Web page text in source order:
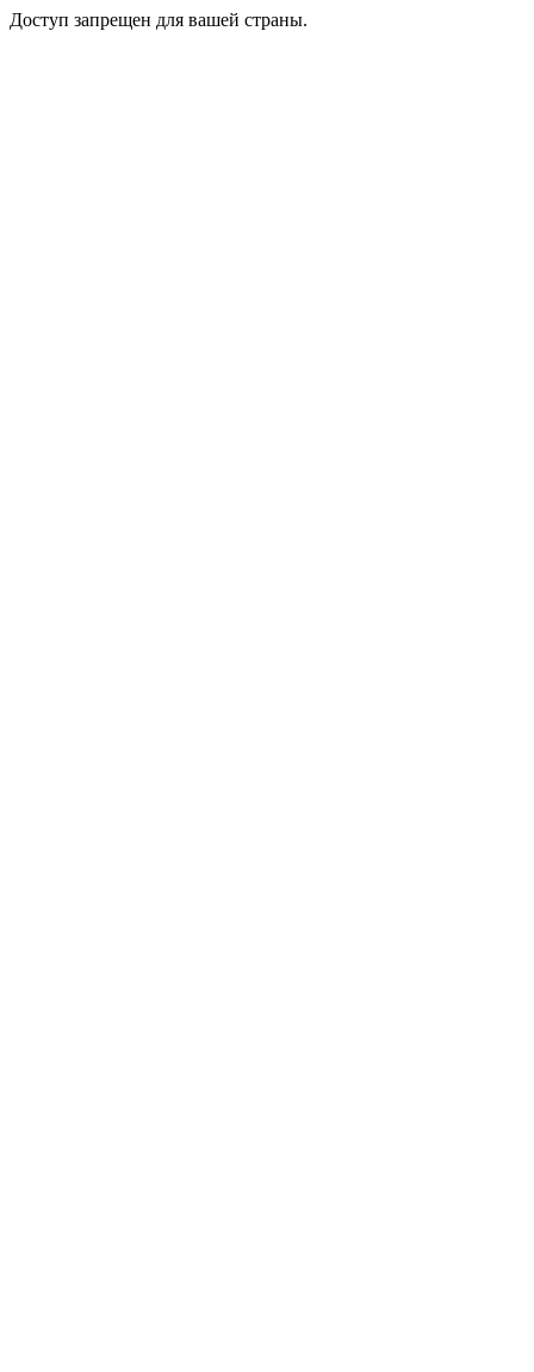
Доступ запрещен для вашей страны.